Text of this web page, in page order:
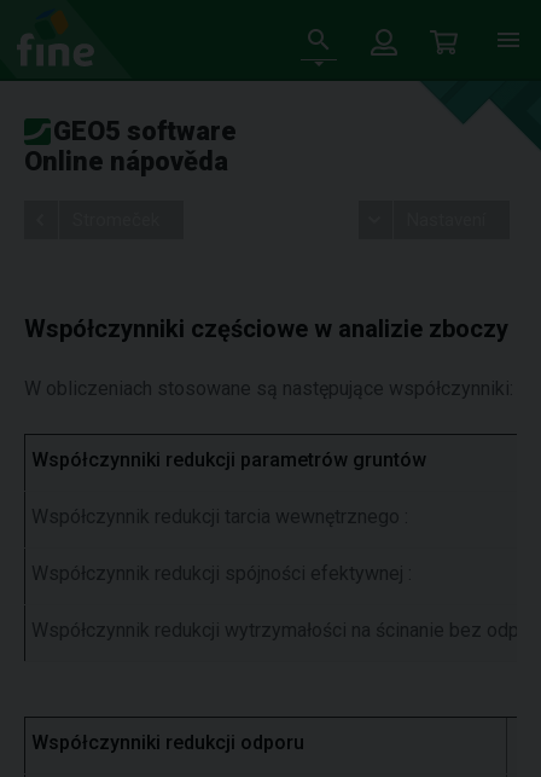
GEO5 software
Online nápověda
Współczynniki częściowe w analizie zboczy
W obliczeniach stosowane są następujące współczynniki:
Współczynniki redukcji parametrów gruntów
Współczynnik redukcji tarcia wewnętrznego :
Współczynnik redukcji spójności efektywnej :
Współczynnik redukcji wytrzymałości na ścinanie bez
Współczynniki redukcji odporu